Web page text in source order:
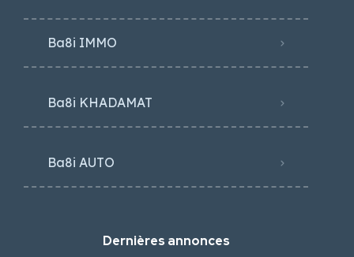
Ba8i IMMO
Ba8i KHADAMAT
Ba8i AUTO
Dernières annonces